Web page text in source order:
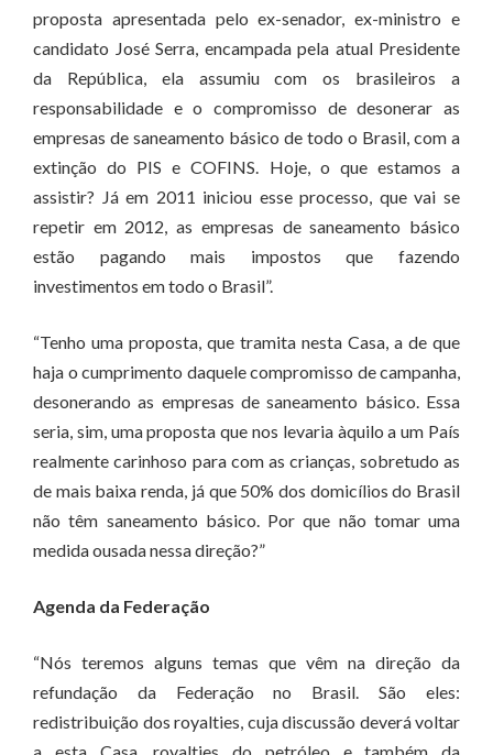
proposta apresentada pelo ex-senador, ex-ministro e
candidato José Serra, encampada pela atual Presidente
da República, ela assumiu com os brasileiros a
responsabilidade e o compromisso de desonerar as
empresas de saneamento básico de todo o Brasil, com a
extinção do PIS e COFINS. Hoje, o que estamos a
assistir? Já em 2011 iniciou esse processo, que vai se
repetir em 2012, as empresas de saneamento básico
estão pagando mais impostos que fazendo
investimentos em todo o Brasil”.
“Tenho uma proposta, que tramita nesta Casa, a de que
haja o cumprimento daquele compromisso de campanha,
desonerando as empresas de saneamento básico. Essa
seria, sim, uma proposta que nos levaria àquilo a um País
realmente carinhoso para com as crianças, sobretudo as
de mais baixa renda, já que 50% dos domicílios do Brasil
não têm saneamento básico. Por que não tomar uma
medida ousada nessa direção?”
Agenda da Federação
“Nós teremos alguns temas que vêm na direção da
refundação da Federação no Brasil. São eles:
redistribuição dos royalties, cuja discussão deverá voltar